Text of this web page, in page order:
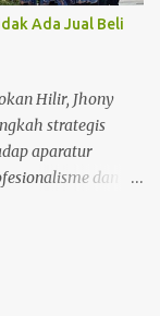
APBD
ungkapnya.
Masykur,
dan
Ada Jual Beli
Hilir, Jhony
strategis
aparatur
dan
yang diwariskan
kinerja yang